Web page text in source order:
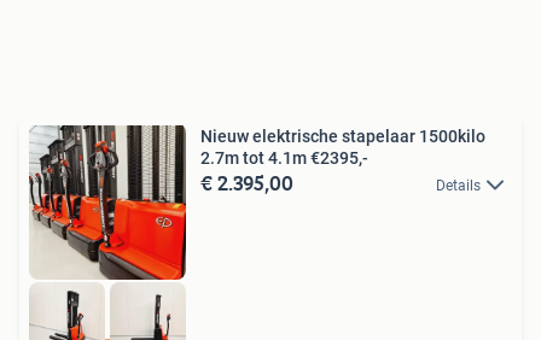
Nieuw elektrische stapelaar 1500kilo
2.7m tot 4.1m €2395,-
€ 2.395,00 Details